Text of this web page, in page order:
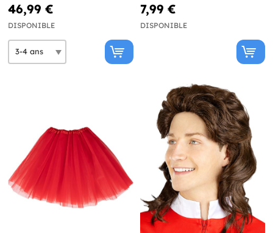
46,99 €
DISPONIBLE
7,99 €
DISPONIBLE